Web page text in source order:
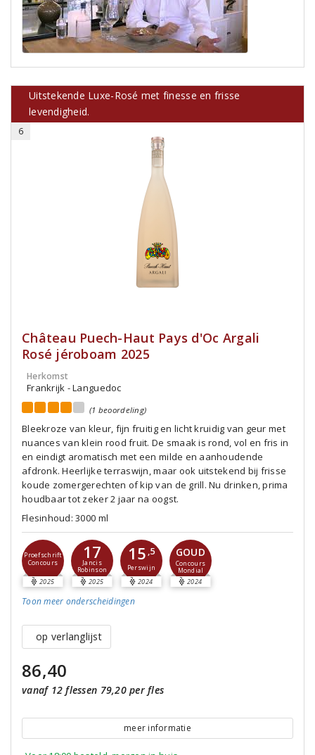
Uitstekende Luxe-Rosé met finesse en frisse
levendigheid.
6
Château Puech-Haut Pays d'Oc Argali
Rosé jéroboam 2025
Herkomst
Frankrijk - Languedoc
(1 beoordeling)
Bleekroze van kleur, fijn fruitig en licht kruidig van geur met
nuances van klein rood fruit. De smaak is rond, vol en fris in
en eindigt aromatisch met een milde en aanhoudende
afdronk. Heerlijke terraswijn, maar ook uitstekend bij frisse
koude zomergerechten of kip van de grill. Nu drinken, prima
houdbaar tot zeker 2 jaar na oogst.
Flesinhoud: 3000 ml
Proefschrift
Concours
2025
17
Jancis
Robinson
2025
15 ,5
Perswijn
2024
GOUD
Concours
Mondial
2024
Toon meer onderscheidingen
op verlanglijst
86,40
vanaf 12 flessen 79,20 per fles
meer informatie